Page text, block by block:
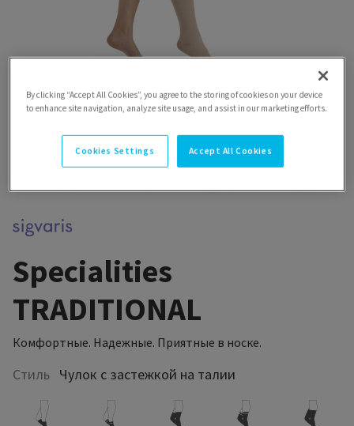
Specialities
TRADITIONAL
Комфортные. Надежные. Приятные в носке.
Стиль Чулок с застежкой на талии
By clicking “Accept All Cookies”, you agree to the storing of cookies on your device
to enhance site navigation, analyze site usage, and assist in our marketing efforts.
Cookies Settings Accept All Cookies